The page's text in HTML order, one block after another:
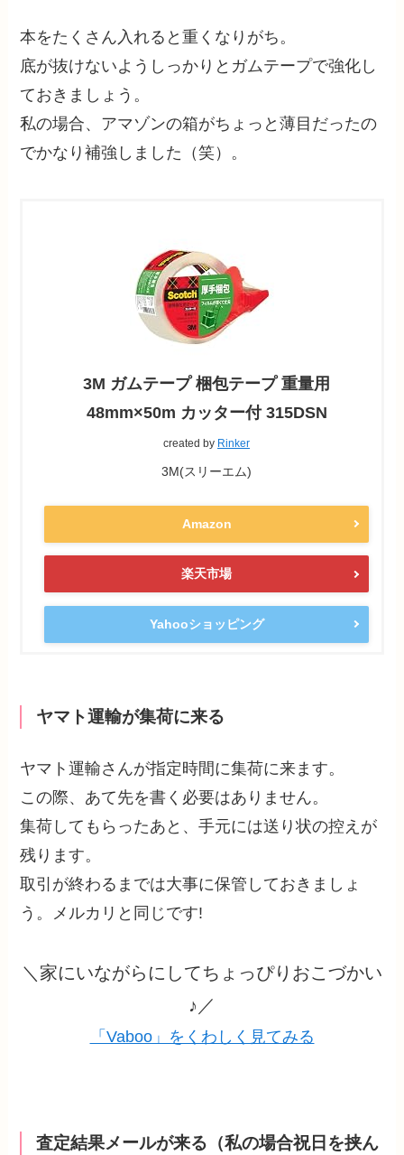
本をたくさん入れると重くなりがち。
底が抜けないようしっかりとガムテープで強化し
ておきましょう。
私の場合、アマゾンの箱がちょっと薄目だったの
でかなり補強しました（笑）。
3M ガムテープ 梱包テープ 重量用
48mm×50m カッター付 315DSN
created by Rinker
3M(スリーエム)
Amazon
楽天市場
Yahooショッピング
ヤマト運輸が集荷に来る
ヤマト運輸さんが指定時間に集荷に来ます。
この際、あて先を書く必要はありません。
集荷してもらったあと、手元には送り状の控えが
残ります。
取引が終わるまでは大事に保管しておきましょ
う。メルカリと同じです!
＼家にいながらにしてちょっぴりおこづかい
♪／
「Vaboo」をくわしく見てみる
査定結果メールが来る（私の場合祝日を挟ん